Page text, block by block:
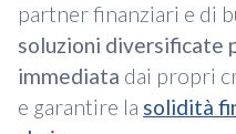
partner finanziari e di
soluzioni diversificate
immediata dai propri
e garantire la solidità